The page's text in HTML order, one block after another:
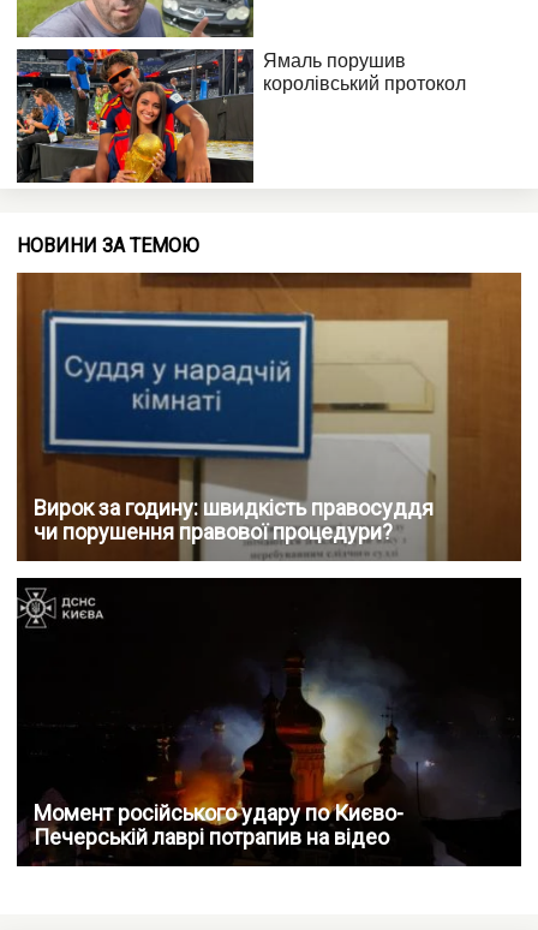
НОВИНИ ЗА ТЕМОЮ
Вирок за годину: швидкість правосуддя
чи порушення правової процедури?
Момент російського удару по Києво-
Печерській лаврі потрапив на відео